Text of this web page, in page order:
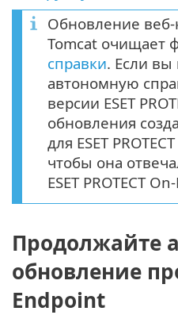
Обновление веб-
Tomcat очищает
справки. Если вы
автономную
версии ESET
обновления
для ESET
чтобы она
ESET PROTECT
Продолжайте
обновление
Endpoint